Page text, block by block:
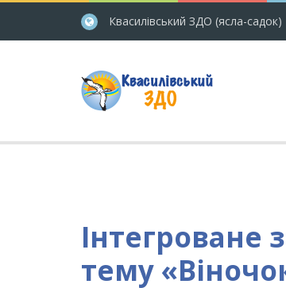
Квасилівський ЗДО (ясла-садок)
Інтегроване
тему